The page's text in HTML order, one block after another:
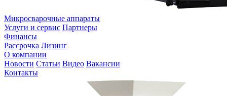
Микросварочные аппараты
Услуги и сервис Партнеры
Финансы
Рассрочка Лизинг
О компании
Новости Статьи Видео Вакансии
Контакты